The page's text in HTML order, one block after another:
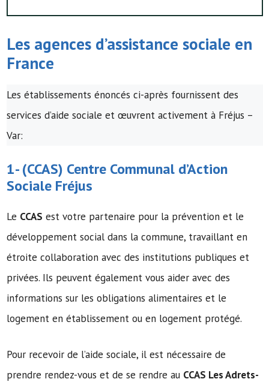
Les agences d’assistance sociale en
France
Les établissements énoncés ci-après fournissent des
services d’aide sociale et œuvrent activement à Fréjus –
Var:
1- (CCAS) Centre Communal d’Action
Sociale Fréjus
Le CCAS est votre partenaire pour la prévention et le
développement social dans la commune, travaillant en
étroite collaboration avec des institutions publiques et
privées. Ils peuvent également vous aider avec des
informations sur les obligations alimentaires et le
logement en établissement ou en logement protégé.
Pour recevoir de l’aide sociale, il est nécessaire de
prendre rendez-vous et de se rendre au CCAS Les Adrets-